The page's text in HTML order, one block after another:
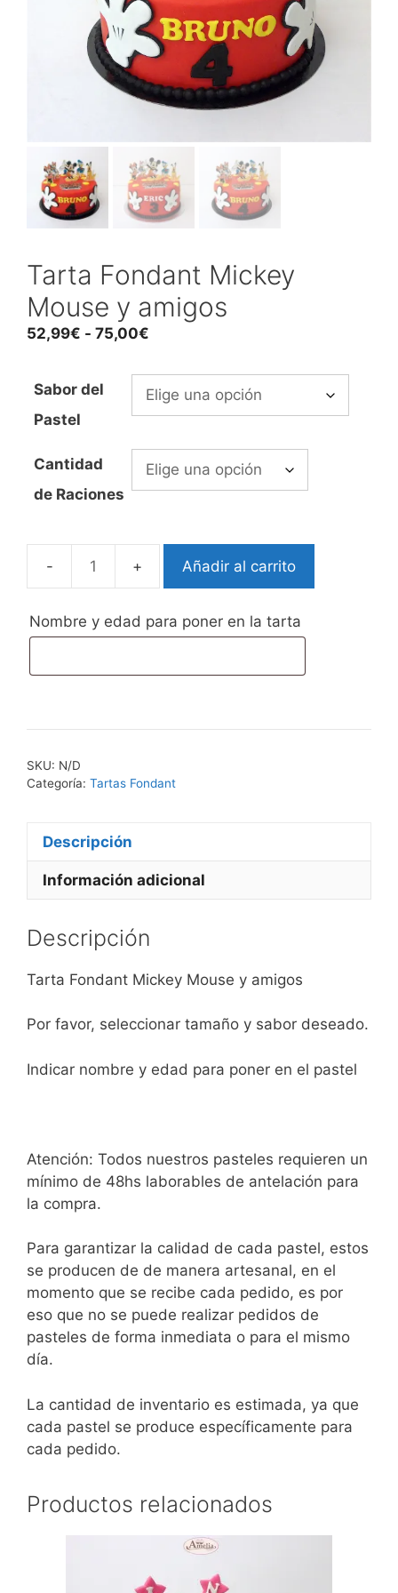
Tarta Fondant Mickey
Mouse y amigos
52,99€ - 75,00€
precios:
desde
52,99€
75,00€
Sabor del
Pastel
Cantidad
de Raciones
Tarta
Mickey
Mouse
Añadir al carrito
Nombre y edad para poner en la tarta
SKU: N/D
Categoría: Tartas Fondant
Descripción
Información adicional
Descripción
Tarta Fondant Mickey Mouse y amigos
Por favor, seleccionar tamaño y sabor deseado.
Indicar nombre y edad para poner en el pastel
Atención: Todos nuestros pasteles requieren un
mínimo de 48hs laborables de antelación para
la compra.
Para garantizar la calidad de cada pastel, estos
se producen de de manera artesanal, en el
momento que se recibe cada pedido, es por
eso que no se puede realizar pedidos de
pasteles de forma inmediata o para el mismo
día.
La cantidad de inventario es estimada, ya que
cada pastel se produce específicamente para
cada pedido.
Productos relacionados